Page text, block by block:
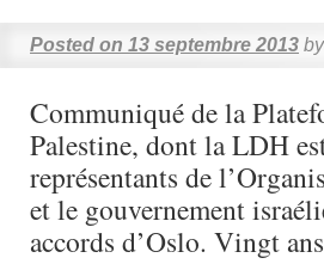
Posted on 13 septembre 2013 by
Communiqué de la
Palestine, dont la LDH
représentants de
et le gouvernement
accords d’Oslo. Vingt